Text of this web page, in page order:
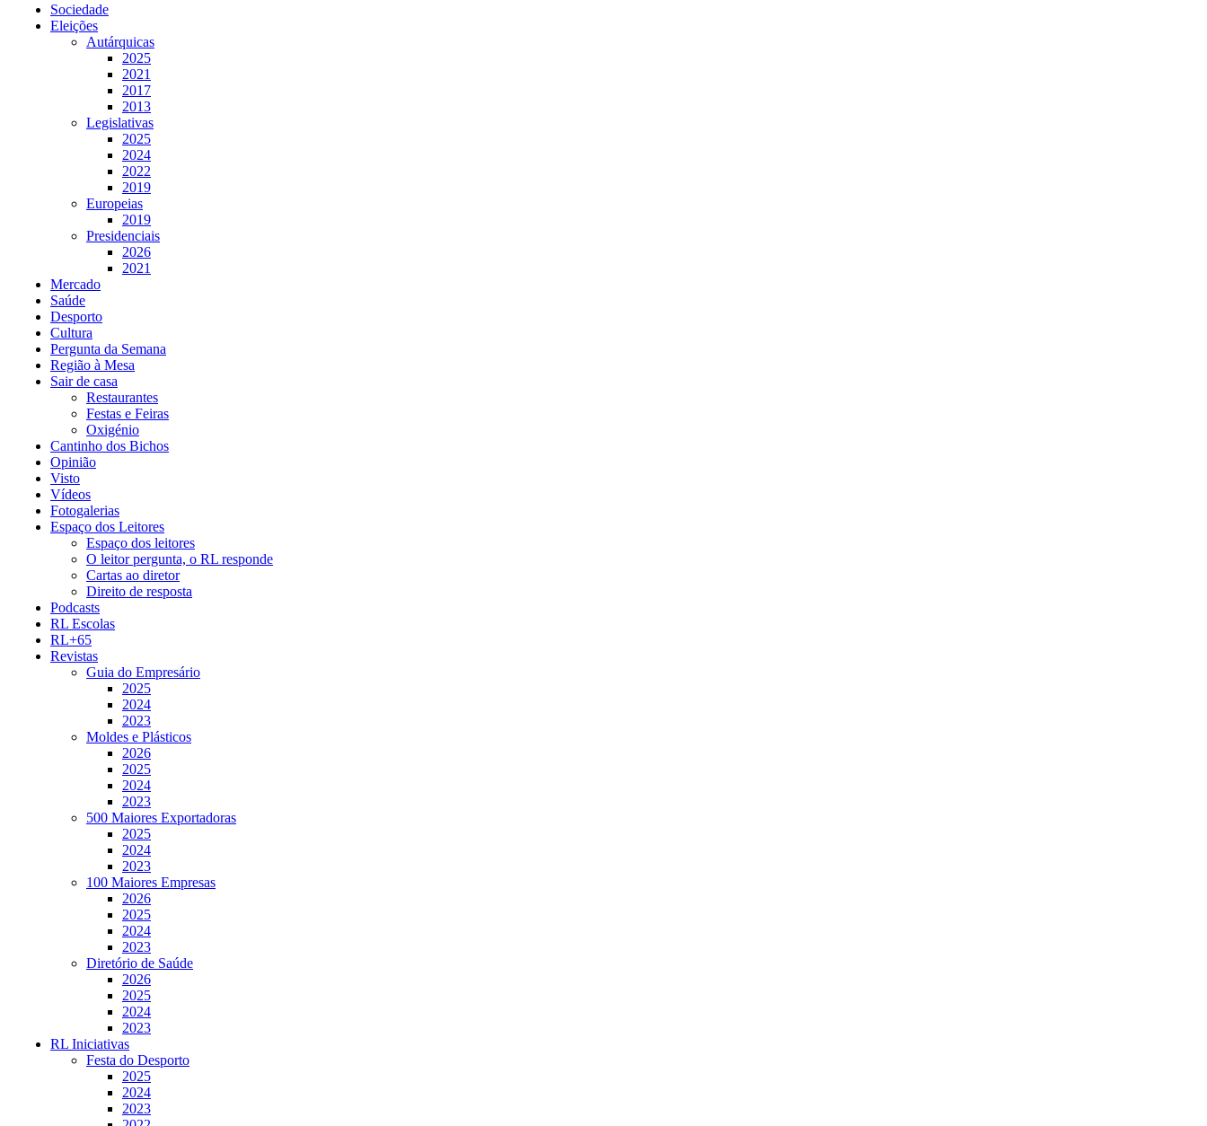
Sociedade
Eleições
Autárquicas
2025
2021
2017
2013
Legislativas
2025
2024
2022
2019
Europeias
2019
Presidenciais
2026
2021
Mercado
Saúde
Desporto
Cultura
Pergunta da Semana
Região à Mesa
Sair de casa
Restaurantes
Festas e Feiras
Oxigénio
Cantinho dos Bichos
Opinião
Visto
Vídeos
Fotogalerias
Espaço dos Leitores
Espaço dos leitores
O leitor pergunta, o RL responde
Cartas ao diretor
Direito de resposta
Podcasts
RL Escolas
RL+65
Revistas
Guia do Empresário
2025
2024
2023
Moldes e Plásticos
2026
2025
2024
2023
500 Maiores Exportadoras
2025
2024
2023
100 Maiores Empresas
2026
2025
2024
2023
Diretório de Saúde
2026
2025
2024
2023
RL Iniciativas
Festa do Desporto
2025
2024
2023